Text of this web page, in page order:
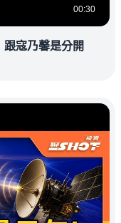
00:30
寇乃馨是分開